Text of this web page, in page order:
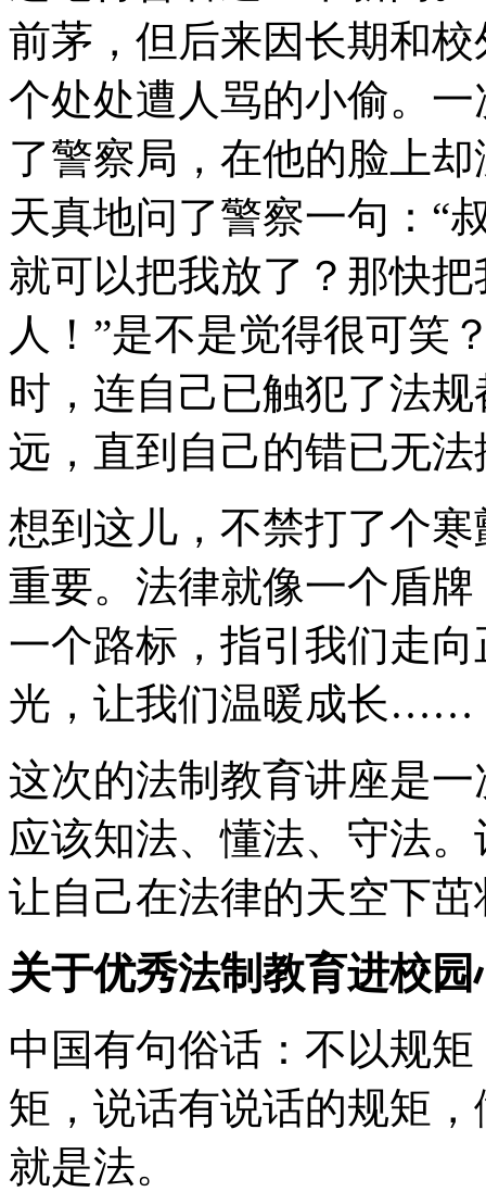
前茅，但后来因长期和
个处处遭人骂的小偷。
了警察局，在他的脸上
天真地问了警察一句：“
就可以把我放了？那快
人！”是不是觉得很可笑
时，连自己已触犯了法
远，直到自己的错已无法
想到这儿，不禁打了个
重要。法律就像一个盾
一个路标，指引我们走
光，让我们温暖成长……
这次的法制教育讲座是
应该知法、懂法、守法
让自己在法律的天空下
关于优秀法制教育进校
中国有句俗话：不以规
矩，说话有说话的规矩
就是法。